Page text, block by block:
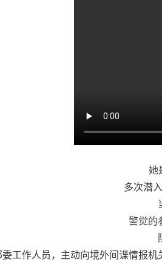
她
多次潜
警觉的
工作人员，主动向境外间谍情报